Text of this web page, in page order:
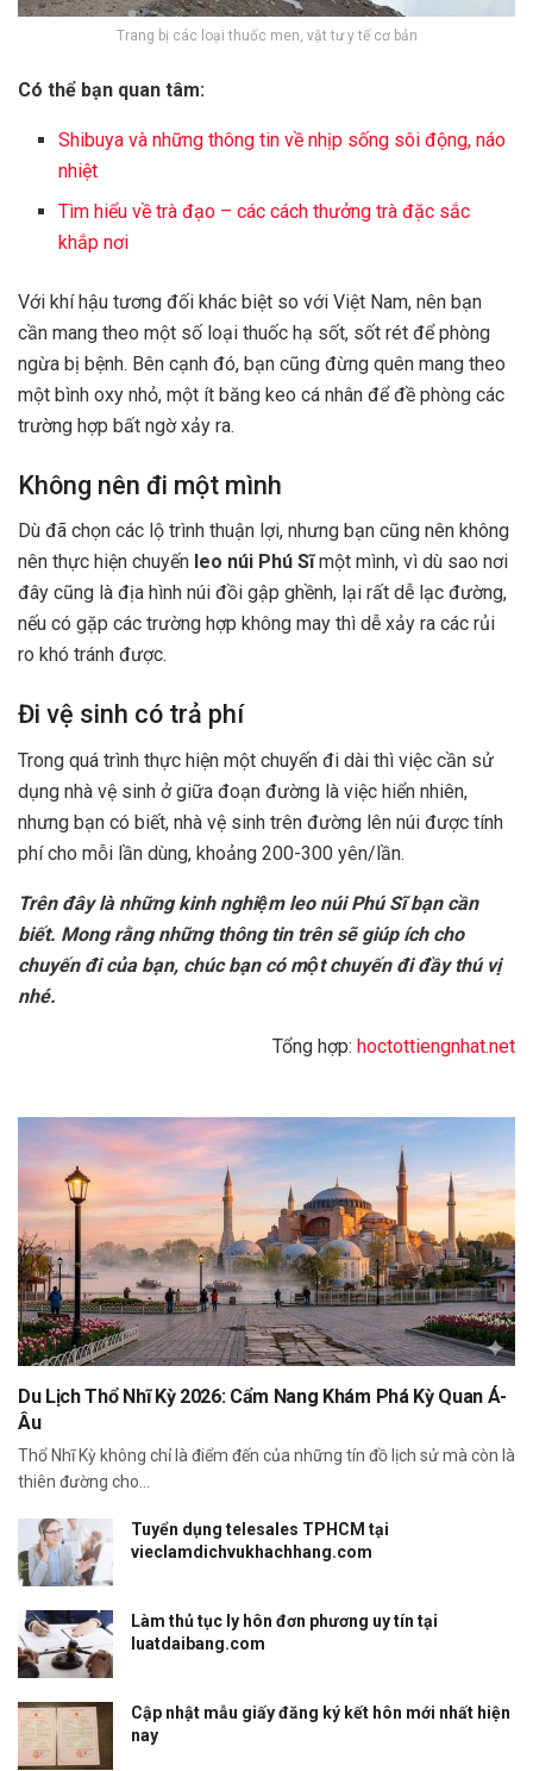
Trang bị các loại thuốc men, vật tư y tế cơ bản
Có thể bạn quan tâm:
Shibuya và những thông tin về nhịp sống sôi động, náo
nhiệt
Tìm hiểu về trà đạo – các cách thưởng trà đặc sắc
khắp nơi
Với khí hậu tương đối khác biệt so với Việt Nam, nên bạn
cần mang theo một số loại thuốc hạ sốt, sốt rét để phòng
ngừa bị bệnh. Bên cạnh đó, bạn cũng đừng quên mang theo
một bình oxy nhỏ, một ít băng keo cá nhân để đề phòng các
trường hợp bất ngờ xảy ra.
Không nên đi một mình
Dù đã chọn các lộ trình thuận lợi, nhưng bạn cũng nên không
nên thực hiện chuyến leo núi Phú Sĩmột mình, vì dù sao nơi
đây cũng là địa hình núi đồi gập ghềnh, lại rất dễ lạc đường,
nếu có gặp các trường hợp không may thì dễ xảy ra các rủi
ro khó tránh được.
Đi vệ sinh có trả phí
Trong quá trình thực hiện một chuyến đi dài thì việc cần sử
dụng nhà vệ sinh ở giữa đoạn đường là việc hiển nhiên,
nhưng bạn có biết, nhà vệ sinh trên đường lên núi được tính
phí cho mỗi lần dùng, khoảng 200-300 yên/lần.
Trên đây là những kinh nghiệm leo núi Phú Sĩ bạn cần
biết. Mong rằng những thông tin trên sẽ giúp ích cho
chuyến đi của bạn, chúc bạn có một chuyến đi đầy thú vị
nhé.
Tổng hợp: hoctottiengnhat.net
Du Lịch Thổ Nhĩ Kỳ 2026: Cẩm Nang Khám Phá Kỳ Quan Á-
Âu
Thổ Nhĩ Kỳ không chỉ là điểm đến của những tín đồ lịch sử mà còn là
thiên đường cho...
Tuyển dụng telesales TPHCM tại
vieclamdichvukhachhang.com
Làm thủ tục ly hôn đơn phương uy tín tại
luatdaibang.com
Cập nhật mẫu giấy đăng ký kết hôn mới nhất hiện
nay